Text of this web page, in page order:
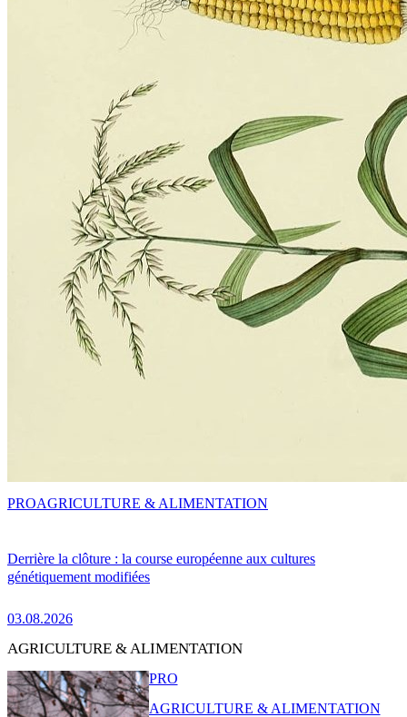
Derrière la clôture : la course européenne aux cultures
génétiquement modifiées
03.08.2026
PROAGRICULTURE & ALIMENTATION
AGRICULTURE & ALIMENTATION
PRO
AGRICULTURE & ALIMENTATION